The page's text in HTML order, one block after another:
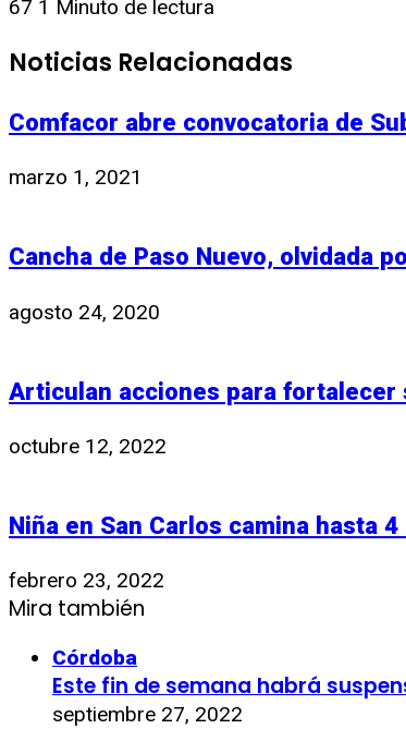
67 1 Minuto de lectura
Noticias Relacionadas
Comfacor abre convocatoria de
marzo 1, 2021
Cancha de Paso Nuevo, olvidada
agosto 24, 2020
Articulan acciones para fortalecer
octubre 12, 2022
Niña en San Carlos camina hasta
febrero 23, 2022
Mira también
Córdoba
Este fin de semana habrá
septiembre 27, 2022